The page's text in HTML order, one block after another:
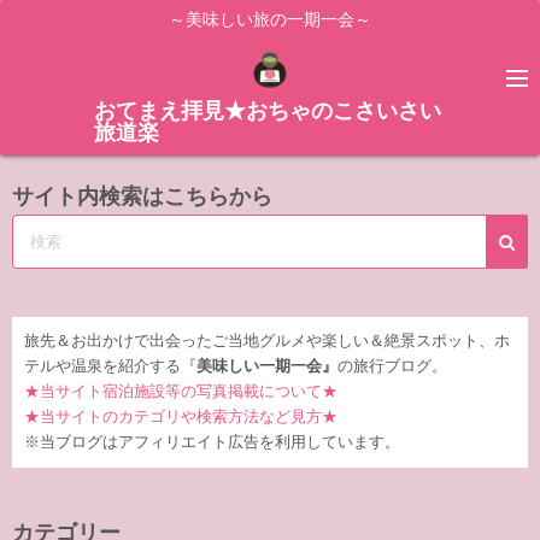
ス
ッ
～美味しい旅の一期一会～
おてまえ拝見★おちゃのこさいさい
旅道楽
サイト内検索はこちらから
旅先＆お出かけで出会ったご当地グルメや楽しい＆絶景スポット、ホ
テルや温泉を紹介する『 美味しい一期一会』 の旅行ブログ。
★当サイト宿泊施設等の写真掲載について★
★当サイトのカテゴリや検索方法など見方★
※当ブログはアフィリエイト広告を利用しています。
カテゴリー